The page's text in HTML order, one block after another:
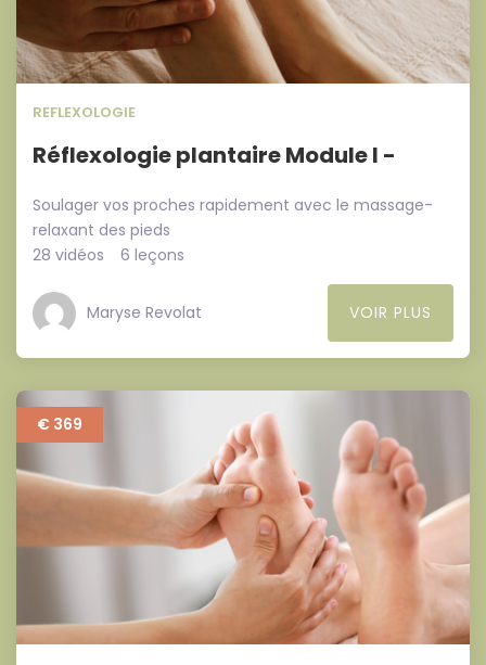
REFLEXOLOGIE
Réflexologie plantaire Module I -
Soulager vos proches rapidement avec le massage-
relaxant des pieds
28 vidéos
6 leçons
Maryse Revolat VOIR PLUS
€ 369